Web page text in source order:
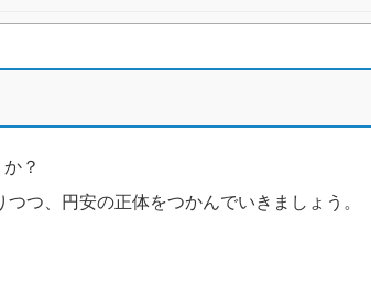
？
つ、円安の正体をつかんでいきましょう。